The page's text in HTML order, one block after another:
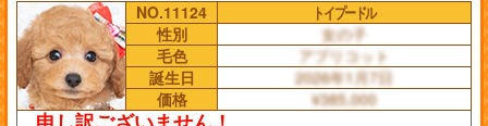
NO.11124
トイプードル
性別
女の子
毛色
アプリコット
誕生日
2026年1月7日
価格
¥385,000